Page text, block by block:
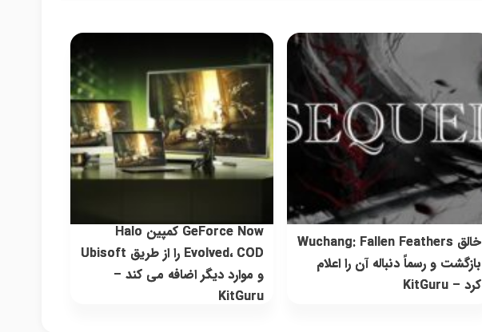
خالق Wuchang: Fallen Feathers
بازگشت و رسماً دنباله آن را اعلام
کرد – KitGuru
GeForce Now کمپین Halo
Evolved، COD را از طریق Ubisoft
و موارد دیگر اضافه می کند –
KitGuru